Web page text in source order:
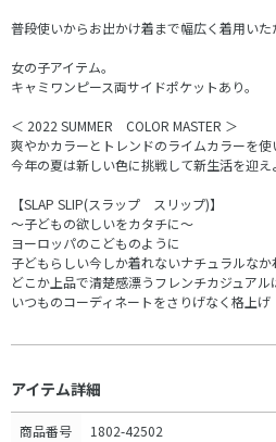
普段使いからお出かけ着まで幅広く着用いた
女の子アイテム。
キャミワンピース両サイドポケットあり。
＜ 2022 SUMMER COLOR MASTER ＞
爽やかカラーとトレンドのライムカラーを使
今年の夏は新しい色に挑戦して新生活を迎え
【SLAP SLIP(スラップ スリップ)】
～子どもの欲しいをカタチに～
ヨーロッパのこどものように
子どもらしい今しか着れないナチュラルな
どこか上品で清楚感漂うフレンチカジュアル
いつものコーディネートをさりげなく格上げ
アイテム詳細
商品番号 1802-42502